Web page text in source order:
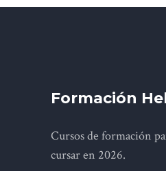
Formación
Cursos de formación
cursar en 2026.